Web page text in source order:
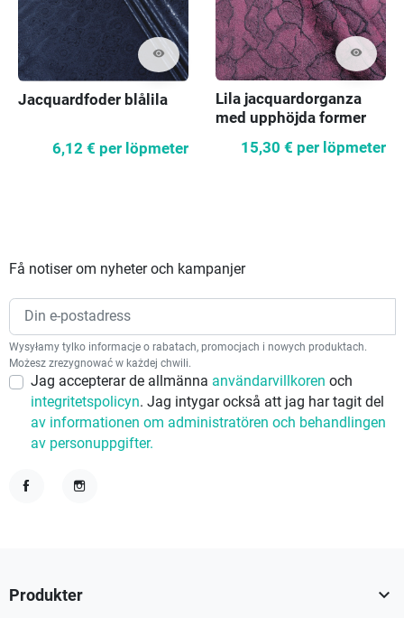
visibility
Jacquardfoder blålila
6,12 € per löpmeter
visibility
Lila jacquardorganza
med upphöjda former
15,30 € per löpmeter
Få notiser om nyheter och kampanjer
Wysyłamy tylko informacje o rabatach, promocjach i nowych produktach.
Możesz zrezygnować w każdej chwili.
Jag accepterar de allmänna användarvillkoren och
integritetspolicyn. Jag intygar också att jag har tagit del
av informationen om administratören och behandlingen
av personuppgifter.
Produkter 